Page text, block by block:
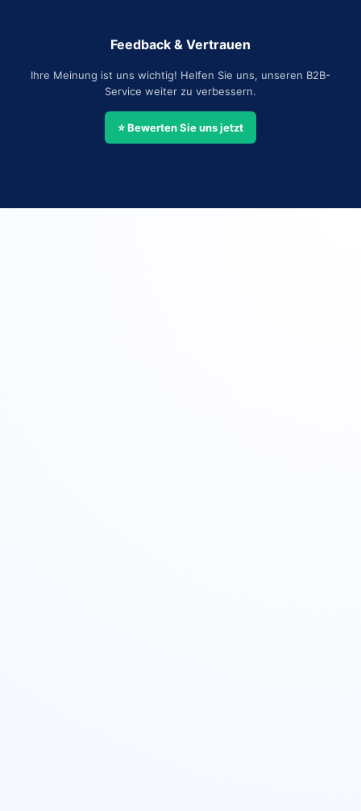
Feedback & Vertrauen
Ihre Meinung ist uns wichtig! Helfen Sie uns, unseren B2B-
Service weiter zu verbessern.
⭐ Bewerten Sie uns jetzt